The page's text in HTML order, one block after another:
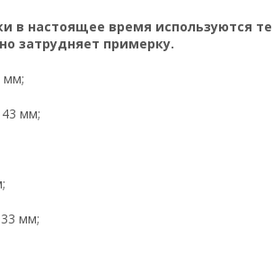
в настоящее время используются
затрудняет примерку.
мм;
мм;
мм;